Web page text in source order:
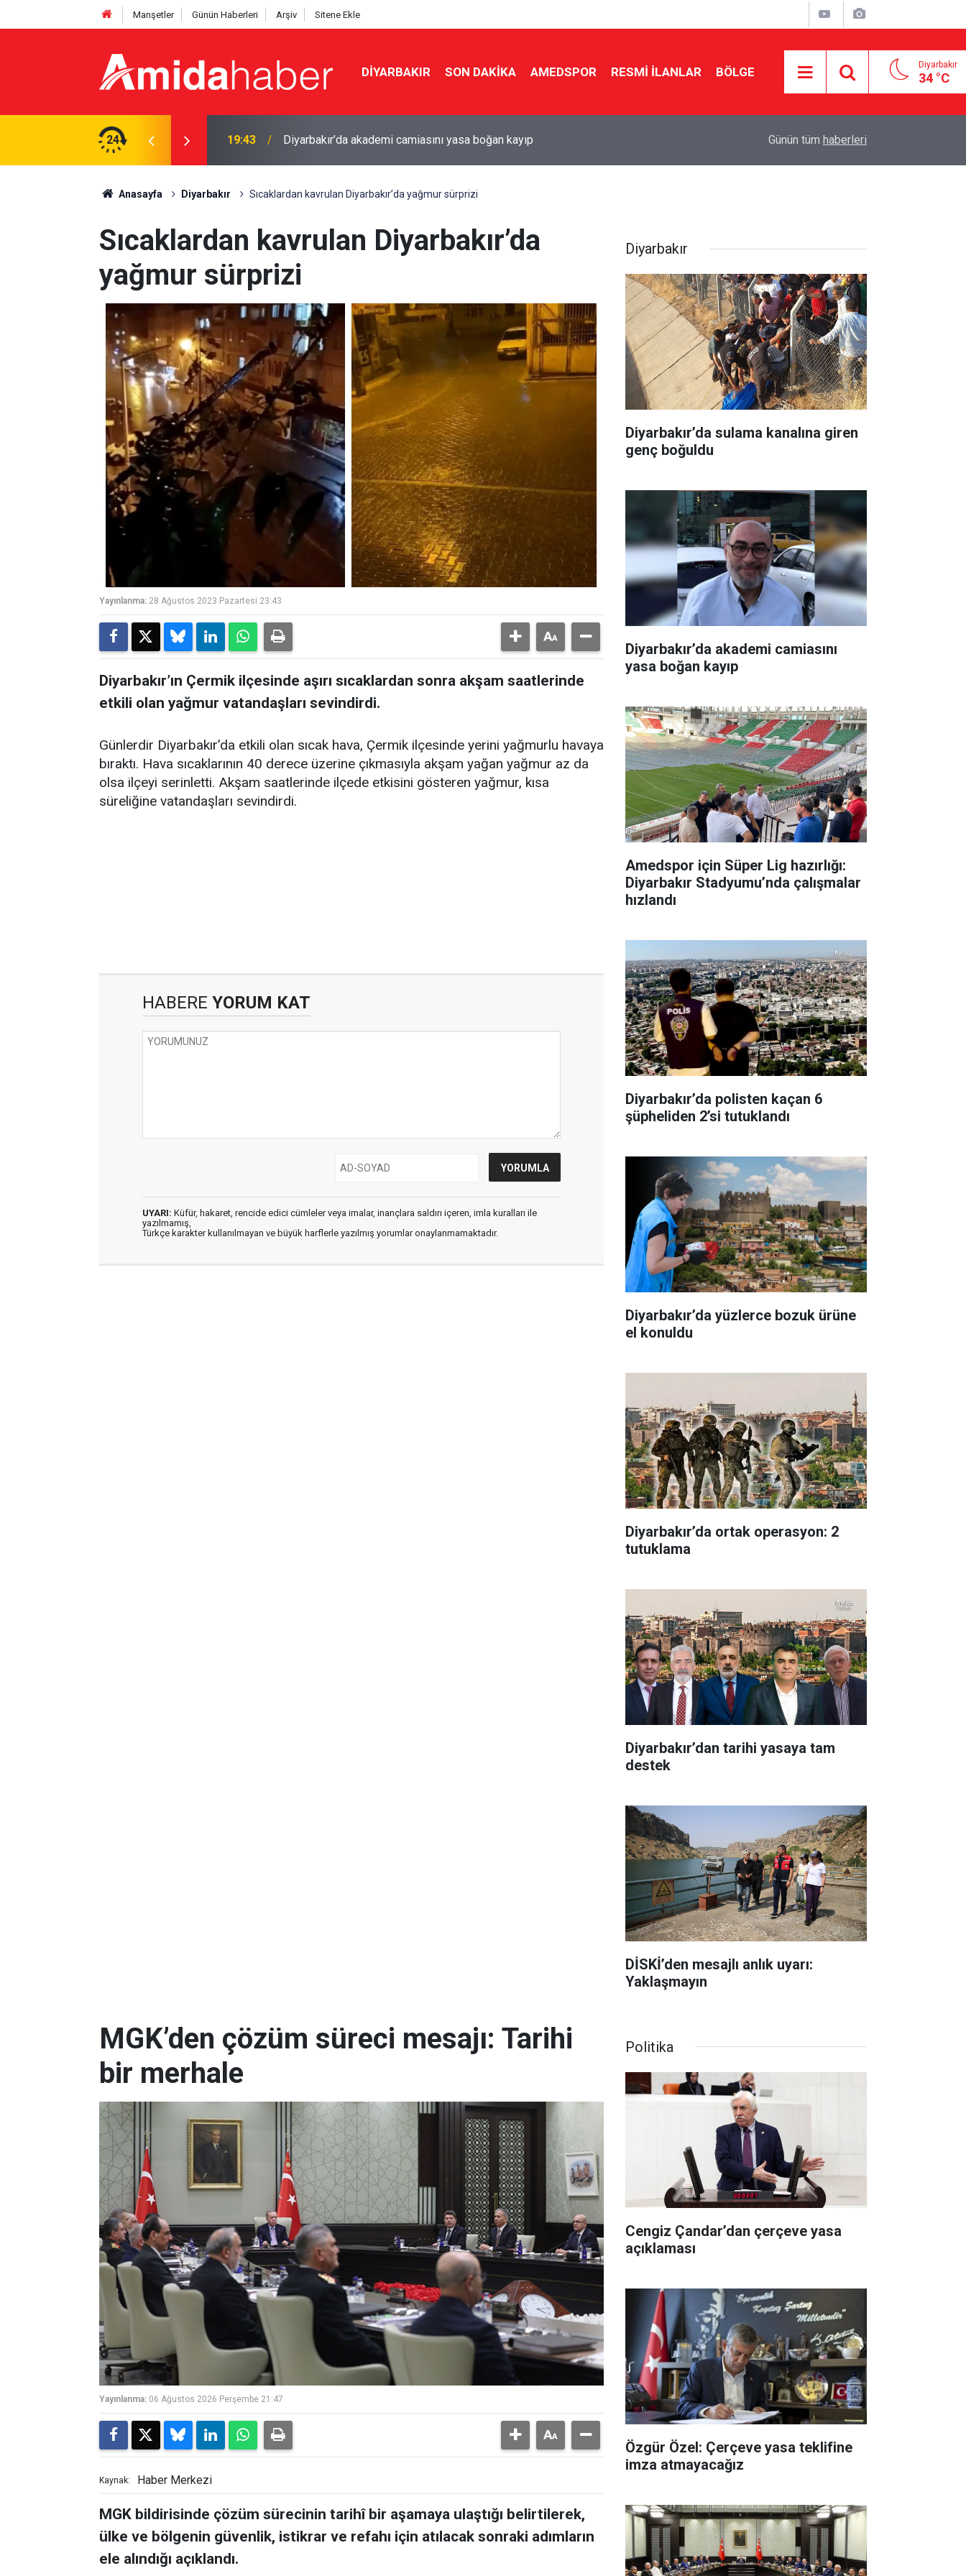
Manşetler Günün Haberleri Arşiv Sitene Ekle
DIYARBAKIR SON DAKIKA AMEDSPOR RESMI İLANLAR BÖLGE Diyarbakır
34 °C
24 18:28
hızlandı
Çerçeve yasada kritik rol oynayacak: MGK
Günün tüm haberleri
Anasayfa Diyarbakır Sıcaklardan kavrulan Diyarbakır’da yağmur sürprizi
Sıcaklardan kavrulan Diyarbakır’da
yağmur sürprizi
Yayınlanma: 28 Ağustos 2023 Pazartesi 23:43
Diyarbakır’ın Çermik ilçesinde aşırı sıcaklardan sonra akşam saatlerinde
etkili olan yağmur vatandaşları sevindirdi.
Günlerdir Diyarbakır’da etkili olan sıcak hava, Çermik ilçesinde yerini yağmurlu havaya
bıraktı. Hava sıcaklarının 40 derece üzerine çıkmasıyla akşam yağan yağmur az da
olsa ilçeyi serinletti. Akşam saatlerinde ilçede etkisini gösteren yağmur, kısa
süreliğine vatandaşları sevindirdi.
HABERE YORUM KAT
UYARI: Küfür, hakaret, rencide edici cümleler veya imalar, inançlara saldırı içeren, imla kuralları ile
yazılmamış,
Türkçe karakter kullanılmayan ve büyük harflerle yazılmış yorumlar onaylanmamaktadır.
Diyarbakır
Diyarbakır’da sulama kanalına giren
genç boğuldu
Diyarbakır’da akademi camiasını
yasa boğan kayıp
Amedspor için Süper Lig hazırlığı:
Diyarbakır Stadyumu’nda çalışmalar
hızlandı
Diyarbakır’da polisten kaçan 6
şüpheliden 2’si tutuklandı
Diyarbakır’da yüzlerce bozuk ürüne
el konuldu
Diyarbakır’da ortak operasyon: 2
tutuklama
Diyarbakır’dan tarihi yasaya tam
destek
DİSKİ’den mesajlı anlık uyarı:
Yaklaşmayın
MGK’den çözüm süreci mesajı: Tarihi
bir merhale
Yayınlanma: 06 Ağustos 2026 Perşembe 21:47
Kaynak: Haber Merkezi
MGK bildirisinde çözüm sürecinin tarihî bir aşamaya ulaştığı belirtilerek,
ülke ve bölgenin güvenlik, istikrar ve refahı için atılacak sonraki adımların
ele alındığı açıklandı.
Politika
Cengiz Çandar’dan çerçeve yasa
açıklaması
Özgür Özel: Çerçeve yasa teklifine
imza atmayacağız